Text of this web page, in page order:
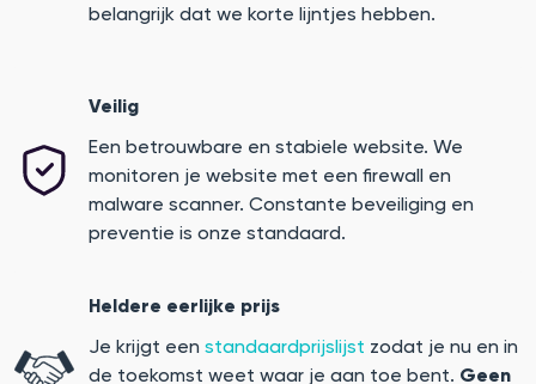
belangrijk dat we korte lijntjes hebben.
Veilig
Een betrouwbare en stabiele website. We
monitoren je website met een firewall en
malware scanner. Constante beveiliging en
preventie is onze standaard.
Heldere eerlijke prijs
Je krijgt een standaardprijslijst zodat je nu en in
de toekomst weet waar je aan toe bent. Geen